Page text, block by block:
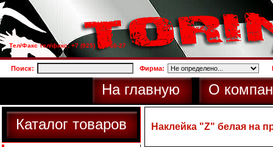
Тел/Факс тел/факс: +7 (925) 733-66-27
Поиск: Фирма:
На главную О
Каталог товаров Наклейка "Z" белая на